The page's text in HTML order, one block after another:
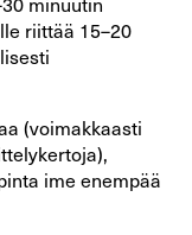
riittää 15–20
(voimakkaasti
ime enempää